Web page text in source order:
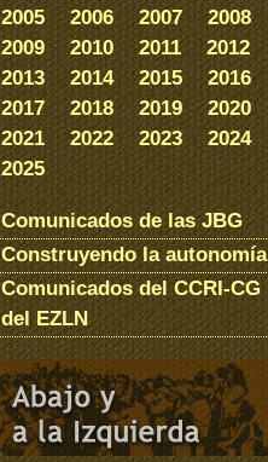
2005
2006 2007
2008
2009
2010 2011
2012
2013
2014 2015
2016
2017
2018 2019
2020
2021
2022 2023
2024
2025
Comunicados de las JBG
Construyendo la autonomía
Comunicados del CCRI-CG
del EZLN